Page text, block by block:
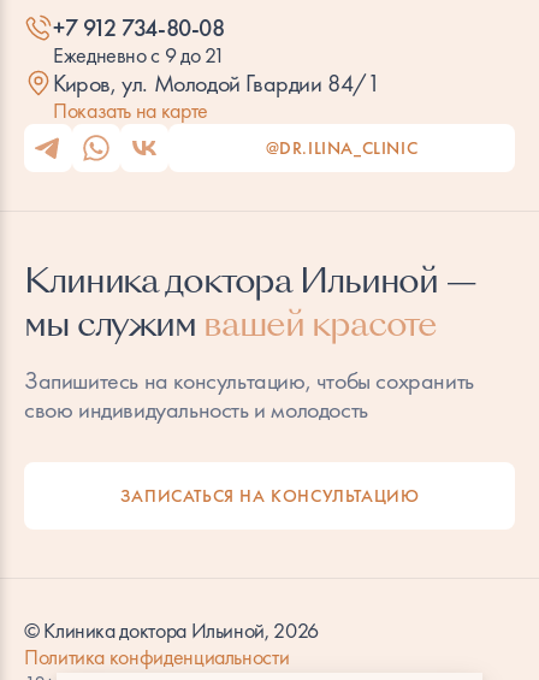
+7 912 734-80-08
Ежедневно с 9 до 21
Киров, ул. Молодой Гвардии 84/1
Показать на карте
@DR.ILINA_CLINIC
Клиника доктора Ильиной —
мы служим вашей красоте
Запишитесь на консультацию, чтобы сохранить
свою индивидуальность и молодость
ЗАПИСАТЬСЯ НА КОНСУЛЬТАЦИЮ
© Клиника доктора Ильиной, 2026
Политика конфиденциальности